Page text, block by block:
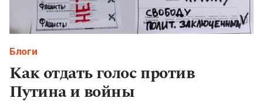
Блоги
Как отдать голос против
Путина и войны